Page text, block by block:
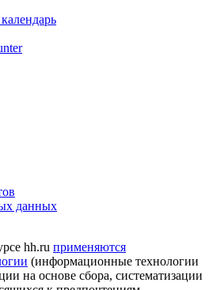
данных
hh.ru применяются
(информационные технологии
на основе сбора, систематизации